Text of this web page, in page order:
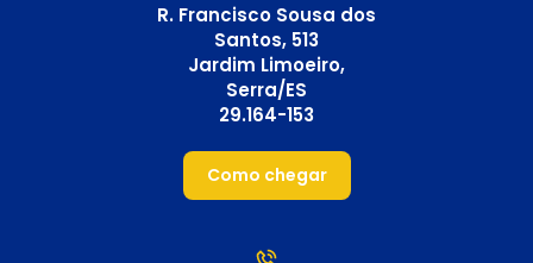
R. Francisco Sousa dos
Santos, 513
Jardim Limoeiro,
Serra/ES
29.164-153
Como chegar